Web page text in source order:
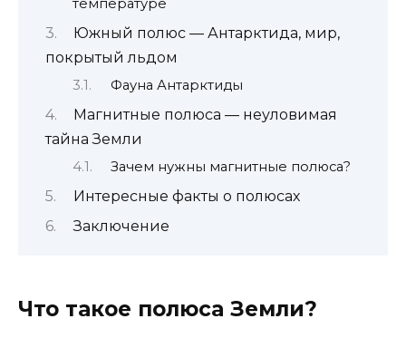
температуре
Южный полюс — Антарктида, мир,
покрытый льдом
Фауна Антарктиды
Магнитные полюса — неуловимая
тайна Земли
Зачем нужны магнитные полюса?
Интересные факты о полюсах
Заключение
Что такое полюса Земли?